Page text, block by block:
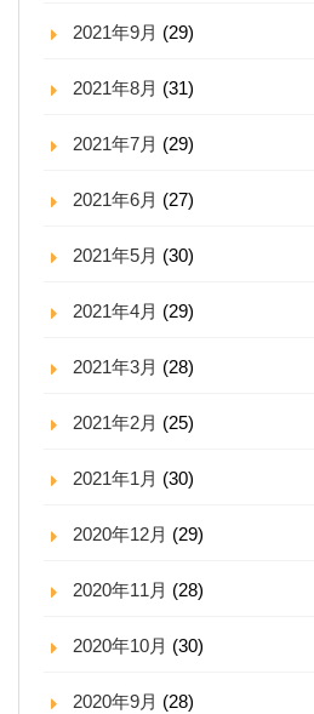
2021年9月 (29)
2021年8月 (31)
2021年7月 (29)
2021年6月 (27)
2021年5月 (30)
2021年4月 (29)
2021年3月 (28)
2021年2月 (25)
2021年1月 (30)
2020年12月 (29)
2020年11月 (28)
2020年10月 (30)
2020年9月 (28)